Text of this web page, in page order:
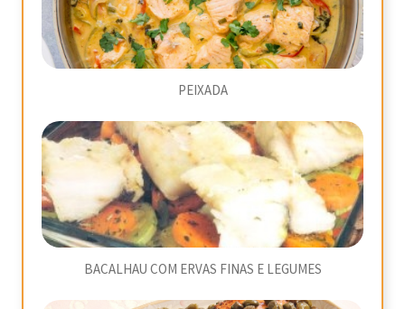
PEIXADA
BACALHAU COM ERVAS FINAS E LEGUMES